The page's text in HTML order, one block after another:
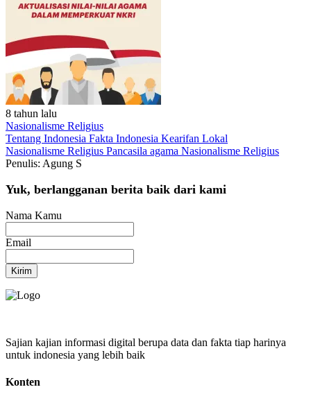
8 tahun lalu
Nasionalisme Religius
Tentang Indonesia Fakta Indonesia Kearifan Lokal
Nasionalisme Religius Pancasila agama Nasionalisme Religius
Penulis: Agung S
Yuk, berlangganan berita baik dari kami
Nama Kamu
Email
Kirim
Sajian kajian informasi digital berupa data dan fakta tiap harinya
untuk indonesia yang lebih baik
Konten